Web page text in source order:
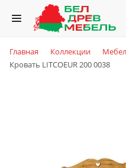
Главная Коллекции
Кровать LITCOEUR 200 0038